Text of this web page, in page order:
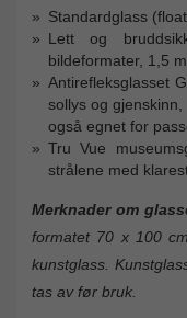
Standardglass
Lett og
bildeformater, 1,5
Antirefleksglasset
sollys og gjenskinn,
også egnet for
Tru Vue
strålene med
Merknader om
formatet 70 x 100
kunstglass.
tas av før bruk.